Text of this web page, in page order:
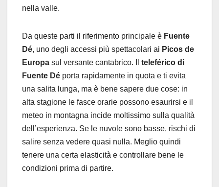
nella valle.
Da queste parti il riferimento principale è Fuente
Dé, uno degli accessi più spettacolari ai Picos de
Europa sul versante cantabrico. Il teleférico di
Fuente Dé porta rapidamente in quota e ti evita
una salita lunga, ma è bene sapere due cose: in
alta stagione le fasce orarie possono esaurirsi e il
meteo in montagna incide moltissimo sulla qualità
dell’esperienza. Se le nuvole sono basse, rischi di
salire senza vedere quasi nulla. Meglio quindi
tenere una certa elasticità e controllare bene le
condizioni prima di partire.